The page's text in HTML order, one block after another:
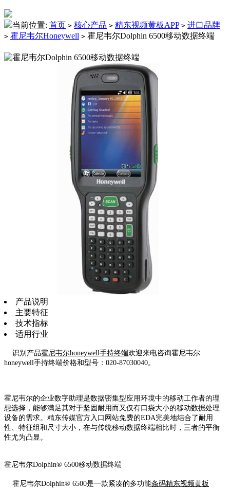
当前位置: 首页 > 核心产品 > 精东视频黄板APP > 进口品牌
> 霍尼韦尔Honeywell > 霍尼韦尔Dolphin 6500移动数据终端
产品说明
主要特征
技术指标
适用行业
识别产品霍尼韦尔honeywell手持终端欢迎来电咨询霍尼韦尔
honeywell手持终端价格和型号：020-87030040。
霍尼韦尔的企业数字助理是数据密集型应用环境中的移动工作者的理
想选择，能够满足其对于坚固耐用而又仅有口袋大小的移动数据处理
设备的需求。精东传媒官方入口网站免费的EDA完美地结合了耐用
性、特征组和尺寸大小，在与传统移动数据终端相比时，三者的平衡
性尤为凸显。
霍尼韦尔Dolphin® 6500移动数据终端
霍尼韦尔Dolphin® 6500是一款紧凑的多功能条码精东视频黄板